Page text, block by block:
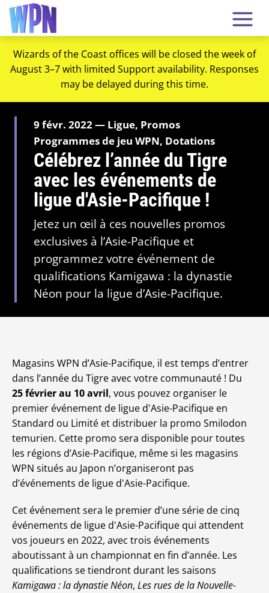
Wizards of the Coast offices will be closed the week of
August 3–7 with limited Support availability. Responses
may be delayed during this time.
9 févr. 2022 — Ligue, Promos
Programmes de jeu WPN, Dotations
Célébrez l’année du Tigre
avec les événements de
ligue d'Asie-Pacifique !
Jetez un œil à ces nouvelles promos
exclusives à l’Asie-Pacifique et
programmez votre événement de
qualifications Kamigawa : la dynastie
Néon pour la ligue d’Asie-Pacifique.
Magasins WPN d’Asie-Pacifique, il est temps d’entrer
dans l’année du Tigre avec votre communauté ! Du
25 février au 10 avril, vous pouvez organiser le
premier événement de ligue d'Asie-Pacifique en
Standard ou Limité et distribuer la promo Smilodon
temurien. Cette promo sera disponible pour toutes
les régions d’Asie-Pacifique, même si les magasins
WPN situés au Japon n’organiseront pas
d’événements de ligue d'Asie-Pacifique.
Cet événement sera le premier d’une série de cinq
événements de ligue d'Asie-Pacifique qui attendent
vos joueurs en 2022, avec trois événements
aboutissant à un championnat en fin d’année. Les
qualifications se tiendront durant les saisons
Kamigawa : la dynastie Néon, Les rues de la Nouvelle-